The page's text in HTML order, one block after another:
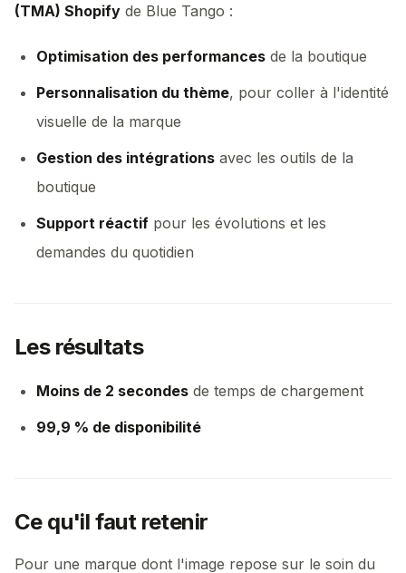
(TMA) Shopify de Blue Tango :
Optimisation des performances de la boutique
Personnalisation du thème, pour coller à l'identité
visuelle de la marque
Gestion des intégrations avec les outils de la
boutique
Support réactif pour les évolutions et les
demandes du quotidien
Les résultats
Moins de 2 secondes de temps de chargement
99,9 % de disponibilité
Ce qu'il faut retenir
Pour une marque dont l'image repose sur le soin du